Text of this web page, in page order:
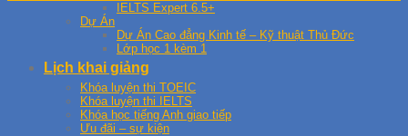
IELTS Expert 6.5+
Dự Án
Dự Án Cao đẳng Kinh tế – Kỹ thuật Thủ Đức
Lớp học 1 kèm 1
Lịch khai giảng
Khóa luyện thi TOEIC
Khóa luyện thi IELTS
Khóa học tiếng Anh giao tiếp
Ưu đãi – sự kiện